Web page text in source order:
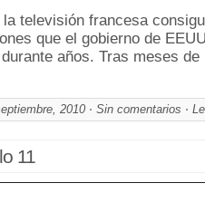
televisión francesa
que el gobierno de
años. Tras meses de
2010 Sin comentarios
11